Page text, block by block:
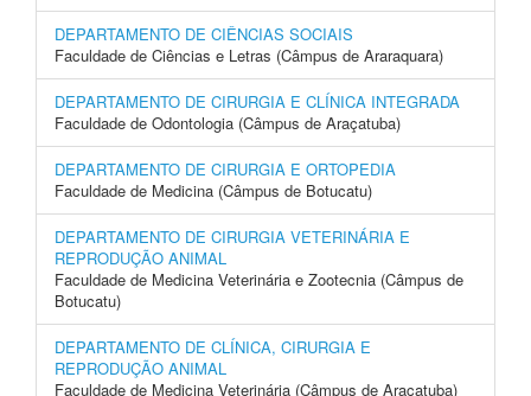
DEPARTAMENTO DE CIÊNCIAS SOCIAIS
Faculdade de Ciências e Letras (Câmpus de Araraquara)
DEPARTAMENTO DE CIRURGIA E CLÍNICA INTEGRADA
Faculdade de Odontologia (Câmpus de Araçatuba)
DEPARTAMENTO DE CIRURGIA E ORTOPEDIA
Faculdade de Medicina (Câmpus de Botucatu)
DEPARTAMENTO DE CIRURGIA VETERINÁRIA E
REPRODUÇÃO ANIMAL
Faculdade de Medicina Veterinária e Zootecnia (Câmpus de
Botucatu)
DEPARTAMENTO DE CLÍNICA, CIRURGIA E
REPRODUÇÃO ANIMAL
Faculdade de Medicina Veterinária (Câmpus de Araçatuba)